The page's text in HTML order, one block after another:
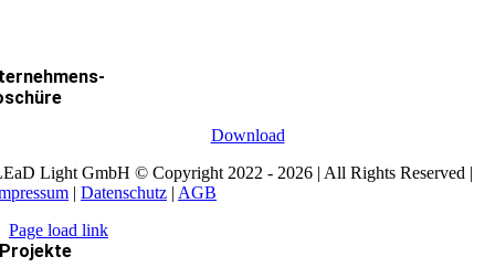
Download
Light GmbH © Copyright 2022 - 2026 | All Rights Reserved |
| Datenschutz | AGB
Page load link
Projekte